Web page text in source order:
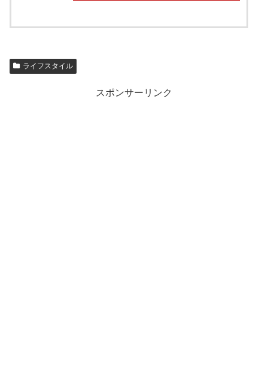
ライフスタイル
スポンサーリンク